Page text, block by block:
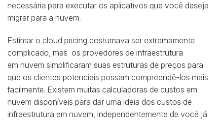
necessária para executar os aplicativos que você deseja
migrar para a nuvem.
Estimar o cloud pricing costumava ser extremamente
complicado, mas os provedores de infraestrutura
em nuvem simplificaram suas estruturas de preços para
que os clientes potenciais possam compreendê-los mais
facilmente. Existem muitas calculadoras de custos em
nuvem disponíveis para dar uma ideia dos custos de
infraestrutura em nuvem, independentemente de você já